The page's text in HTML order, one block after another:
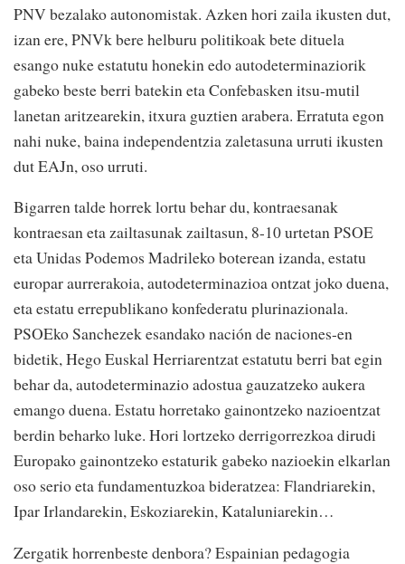
PNV bezalako autonomistak. Azken hori zaila ikusten dut,
izan ere, PNVk bere helburu politikoak bete dituela
esango nuke estatutu honekin edo autodeterminaziorik
gabeko beste berri batekin eta Confebasken itsu-mutil
lanetan aritzearekin, itxura guztien arabera. Erratuta egon
nahi nuke, baina independentzia zaletasuna urruti ikusten
dut EAJn, oso urruti.
Bigarren talde horrek lortu behar du, kontraesanak
kontraesan eta zailtasunak zailtasun, 8-10 urtetan PSOE
eta Unidas Podemos Madrileko boterean izanda, estatu
europar aurrerakoia, autodeterminazioa ontzat joko duena,
eta estatu errepublikano konfederatu plurinazionala.
PSOEko Sanchezek esandako nación de naciones-en
bidetik, Hego Euskal Herriarentzat estatutu berri bat egin
behar da, autodeterminazio adostua gauzatzeko aukera
emango duena. Estatu horretako gainontzeko nazioentzat
berdin beharko luke. Hori lortzeko derrigorrezkoa dirudi
Europako gainontzeko estaturik gabeko nazioekin elkarlan
oso serio eta fundamentuzkoa bideratzea: Flandriarekin,
Ipar Irlandarekin, Eskoziarekin, Kataluniarekin…
Zergatik horrenbeste denbora? Espainian pedagogia